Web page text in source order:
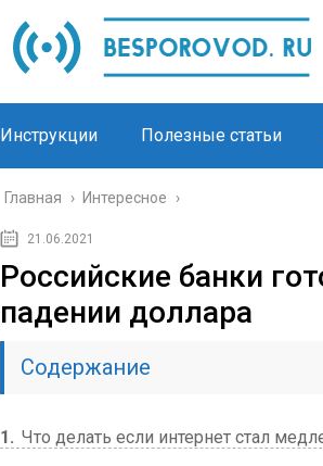
Инструкции Полезные статьи
Главная › Интересное ›
21.06.2021
Российские банки
падении доллара
Содержание
1
Что делать если интернет стал